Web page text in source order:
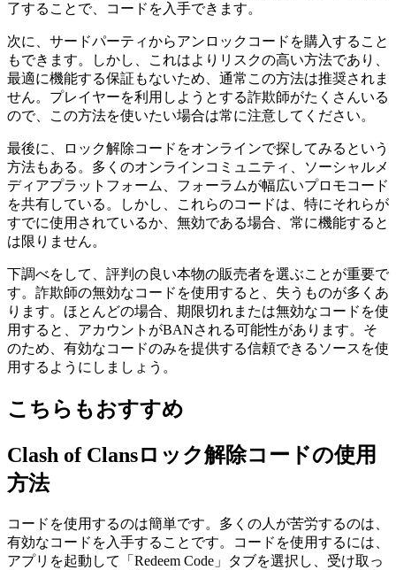
了することで、コードを入手できます。
次に、サードパーティからアンロックコードを購入すること
もできます。しかし、これはよりリスクの高い方法であり、
最適に機能する保証もないため、通常この方法は推奨されま
せん。プレイヤーを利用しようとする詐欺師がたくさんいる
ので、この方法を使いたい場合は常に注意してください。
最後に、ロック解除コードをオンラインで探してみるという
方法もある。多くのオンラインコミュニティ、ソーシャルメ
ディアプラットフォーム、フォーラムが幅広いプロモコード
を共有している。しかし、これらのコードは、特にそれらが
すでに使用されているか、無効である場合、常に機能すると
は限りません。
下調べをして、評判の良い本物の販売者を選ぶことが重要で
す。詐欺師の無効なコードを使用すると、失うものが多くあ
ります。ほとんどの場合、期限切れまたは無効なコードを使
用すると、アカウントがBANされる可能性があります。そ
のため、有効なコードのみを提供する信頼できるソースを使
用するようにしましょう。
こちらもおすすめ
Clash of Clansロック解除コードの使用
方法
コードを使用するのは簡単です。多くの人が苦労するのは、
有効なコードを入手することです。コードを使用するには、
アプリを起動して「Redeem Code」タブを選択し、受け取っ